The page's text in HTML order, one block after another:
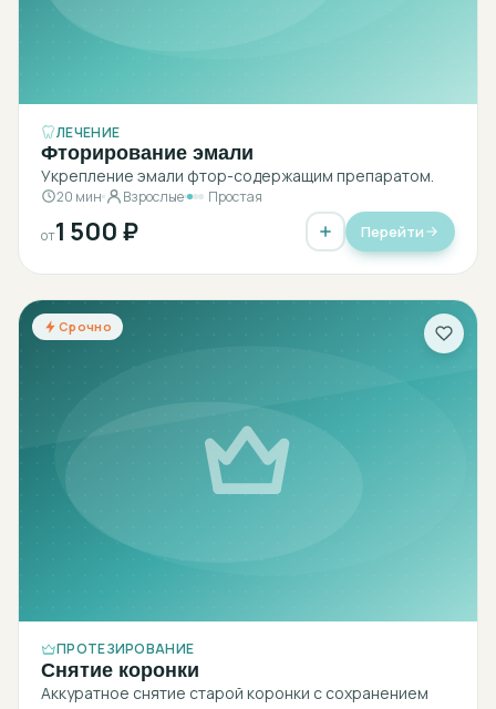
ЛЕЧЕНИЕ
Фторирование эмали
Укрепление эмали фтор-содержащим препаратом.
20 мин Взрослые Простая
от1 500 ₽ Перейти
Срочно
ПРОТЕЗИРОВАНИЕ
Снятие коронки
Аккуратное снятие старой коронки с сохранением